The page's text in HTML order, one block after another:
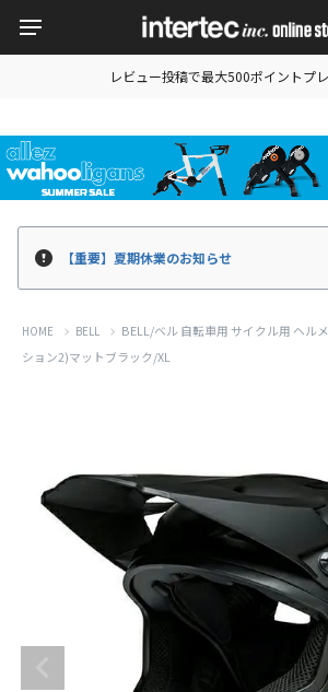
レビュー投稿で最大500ポイントプ
【重要】夏期休業のお知らせ
HOME BELL
BELL/ベル 自転車用 サイクル用 ヘル
ション2)マットブラック/XL